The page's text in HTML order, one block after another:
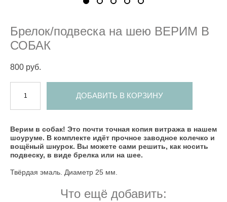
Брелок/подвеска на шею ВЕРИМ В
СОБАК
800 pуб.
ДОБАВИТЬ В КОРЗИНУ
Верим в собак! Это почти точная копия витража в нашем
шоуруме. В комплекте идёт прочное заводное колечко и
вощёный шнурок. Вы можете сами решить, как носить
подвеску, в виде брелка или на шее.
Твёрдая эмаль. Диаметр 25 мм.
Что ещё добавить: